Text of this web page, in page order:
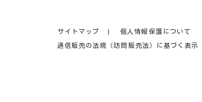
サイトマップ 個人情報保護について
通信販売の法規（訪問販売法）に基づく表示